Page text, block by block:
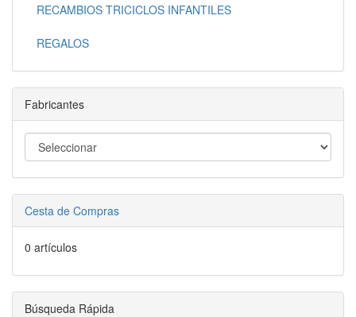
RECAMBIOS TRICICLOS INFANTILES
REGALOS
Fabricantes
Cesta de Compras
0 artículos
Búsqueda Rápida